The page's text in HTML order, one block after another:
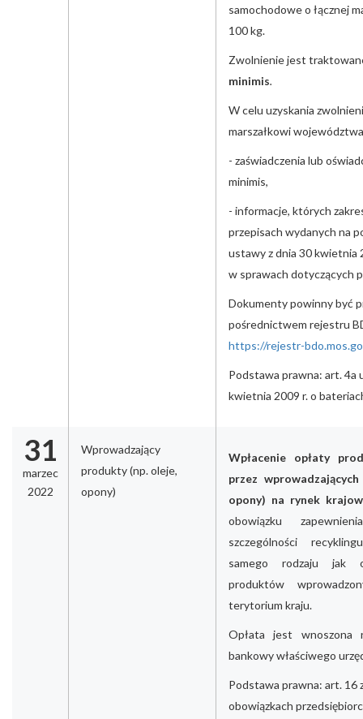
samochodowe o łącznej
100 kg.
Zwolnienie jest
minimis.
W celu uzyskania
marszałkowi
- zaświadczenia lub
minimis,
- informacje, których
przepisach wydanych na
ustawy z dnia 30 kwietnia
w sprawach dotyczących
Dokumenty powinny być
pośrednictwem rejestru
https://rejestr-
Podstawa prawna: art. 4a
kwietnia 2009 r. o
31
marzec
2022
Wprowadzający
produkty (np. oleje,
opony)
Wpłacenie opłaty
przez
opony) na rynek
obowiązku
szczególności
samego rodzaju jak
produktów
terytorium kraju.
Opłata jest wnoszona
bankowy właściwego
Podstawa prawna: art. 16
obowiązkach